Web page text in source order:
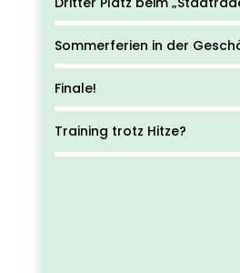
Sommerferien in der
Finale!
Training trotz Hitze?